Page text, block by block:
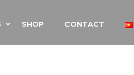
SHOP CONTACT